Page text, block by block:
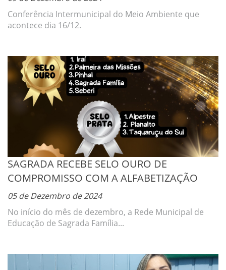
Conferência Intermunicipal do Meio Ambiente que
acontece dia 16/12.
SAGRADA RECEBE SELO OURO DE
COMPROMISSO COM A ALFABETIZAÇÃO
05 de Dezembro de 2024
No início do mês de dezembro, a Rede Municipal de
Educação de Sagrada Família...